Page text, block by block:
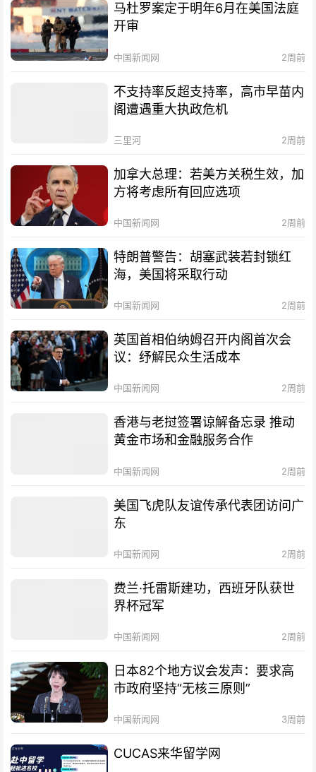
马杜罗案定于明年6月在美国法庭
开审
中国新闻网 2周前
不支持率反超支持率，高市早苗内
阁遭遇重大执政危机
三里河 2周前
加拿大总理：若美方关税生效，加
方将考虑所有回应选项
中国新闻网 2周前
特朗普警告：胡塞武装若封锁红
海，美国将采取行动
中国新闻网 2周前
英国首相伯纳姆召开内阁首次会
议：纾解民众生活成本
中国新闻网 2周前
香港与老挝签署谅解备忘录 推动
黄金市场和金融服务合作
中国新闻网 2周前
美国飞虎队友谊传承代表团访问广
东
中国新闻网 2周前
费兰·托雷斯建功，西班牙队获世
界杯冠军
中国新闻网 2周前
日本82个地方议会发声：要求高
市政府坚持“无核三原则”
中国新闻网 3周前
CUCAS来华留学网